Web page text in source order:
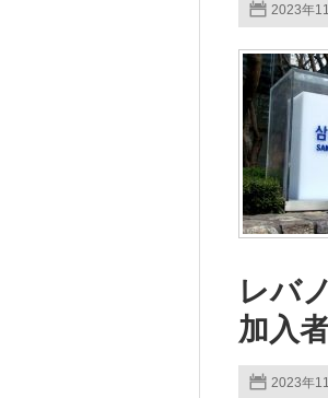
2023年
レバ
加入
2023年